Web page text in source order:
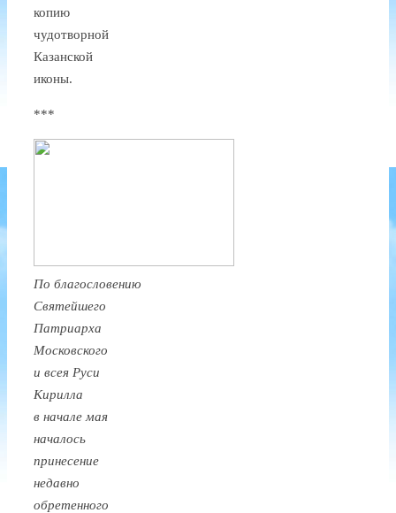
копию
чудотворной
Казанской
иконы.
***
По благословению
Святейшего
Патриарха
Московского
и всея Руси
Кирилла
в начале мая
началось
принесение
недавно
обретенного